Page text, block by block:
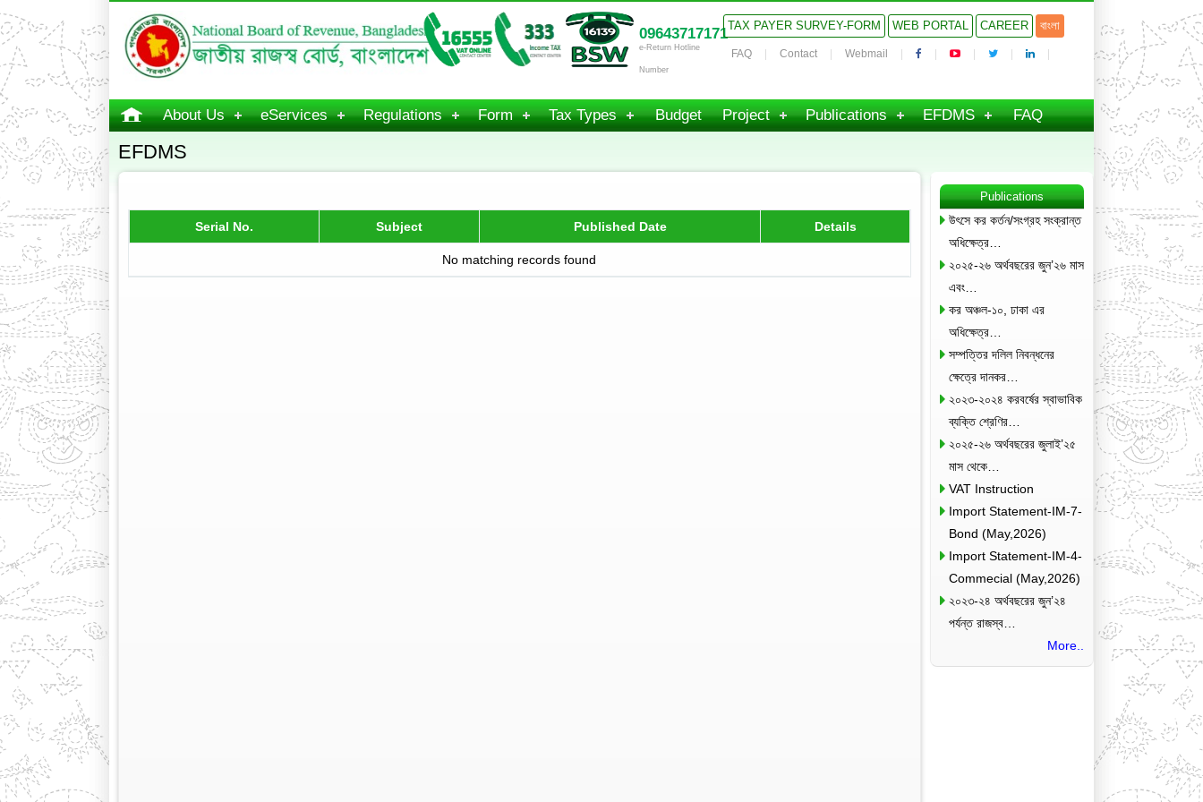
09643717171
e-Return Hotline
Number
TAX PAYER SURVEY-FORM WEB PORTAL CAREER বাংলা
FAQ Contact Webmail
About Us eServices Regulations Form Tax Types Budget Project Publications EFDMS FAQ
EFDMS
Serial No. Subject Published Date Details
No matching records found
Publications
উৎসে কর কর্তন/সংগ্রহ সংক্রান্ত
অধিক্ষেত্র…
২০২৫-২৬ অর্থবছরের জুন’২৬ মাস
এবং…
কর অঞ্চল-১০, ঢাকা এর
অধিক্ষেত্র…
সম্পত্তির দলিল নিবন্ধনের
ক্ষেত্রে দানকর…
২০২৩-২০২৪ করবর্ষের স্বাভাবিক
ব্যক্তি শ্রেণির…
২০২৫-২৬ অর্থবছরের জুলাই’২৫
মাস থেকে…
VAT Instruction
Import Statement-IM-7-
Bond (May,2026)
Import Statement-IM-4-
Commecial (May,2026)
২০২৩-২৪ অর্থবছরের জুন’২৪
পর্যন্ত রাজস্ব…
More..